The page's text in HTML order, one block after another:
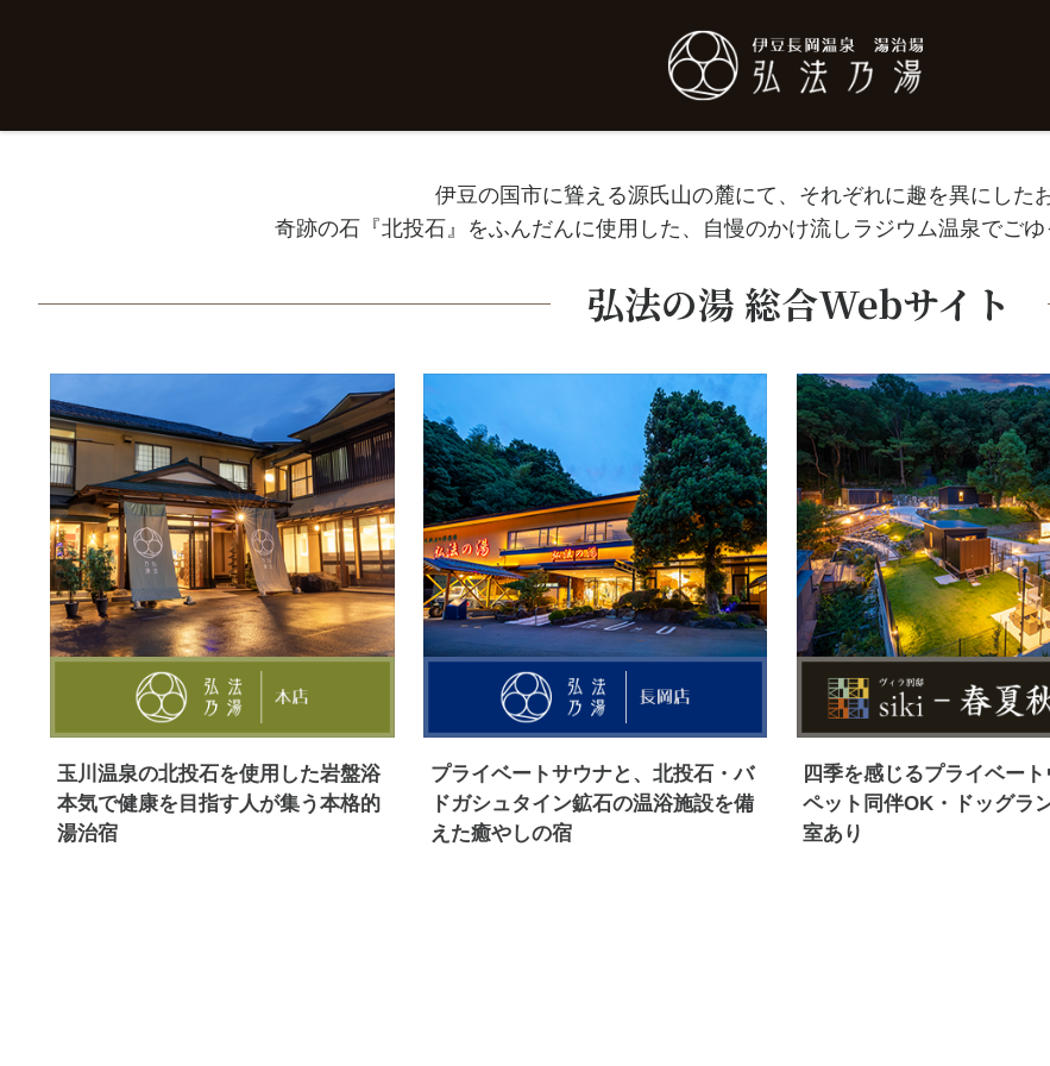
伊豆の国市に聳える源氏山の麓にて、それぞれに趣を異にした
奇跡の石『北投石』をふんだんに使用した、自慢のかけ流しラジウム温泉でごゆ
弘法の湯 総合Webサイト
玉川温泉の北投石を使用した岩盤浴
本気で健康を目指す人が集う本格的
湯治宿
プライベートサウナと、北投石・バ
ドガシュタイン鉱石の温浴施設を備
えた癒やしの宿
四季を感じるプライベート
ペット同伴OK・ドッグラ
室あり